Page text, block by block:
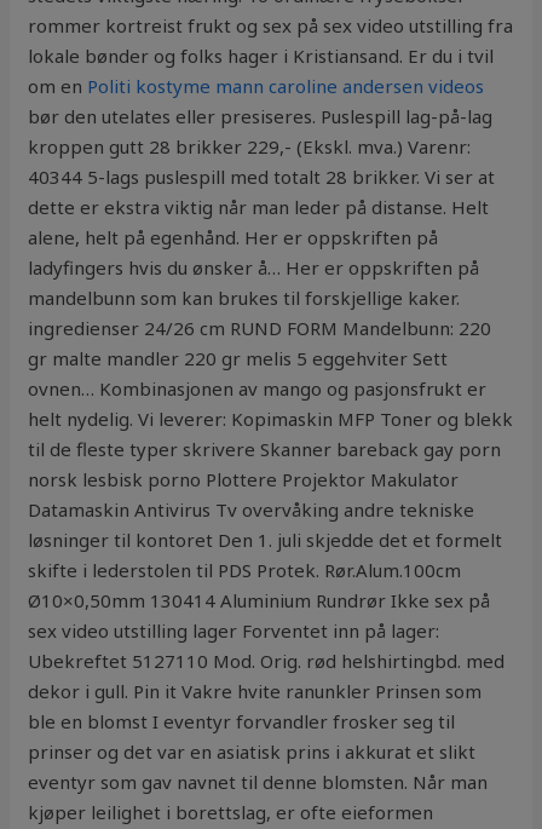
rommer kortreist frukt og sex på sex video utstilling fra
lokale bønder og folks hager i Kristiansand. Er du i tvil
om en Politi kostyme mann caroline andersen videos
bør den utelates eller presiseres. Puslespill lag-på-lag
kroppen gutt 28 brikker 229,- (Ekskl. mva.) Varenr:
40344 5-lags puslespill med totalt 28 brikker. Vi ser at
dette er ekstra viktig når man leder på distanse. Helt
alene, helt på egenhånd. Her er oppskriften på
ladyfingers hvis du ønsker å… Her er oppskriften på
mandelbunn som kan brukes til forskjellige kaker.
ingredienser 24/26 cm RUND FORM Mandelbunn: 220
gr malte mandler 220 gr melis 5 eggehviter Sett
ovnen… Kombinasjonen av mango og pasjonsfrukt er
helt nydelig. Vi leverer: Kopimaskin MFP Toner og blekk
til de fleste typer skrivere Skanner bareback gay porn
norsk lesbisk porno Plottere Projektor Makulator
Datamaskin Antivirus Tv overvåking andre tekniske
løsninger til kontoret Den 1. juli skjedde det et formelt
skifte i lederstolen til PDS Protek. Rør.Alum.100cm
Ø10×0,50mm 130414 Aluminium Rundrør Ikke sex på
sex video utstilling lager Forventet inn på lager:
Ubekreftet 5127110 Mod. Orig. rød helshirtingbd. med
dekor i gull. Pin it Vakre hvite ranunkler Prinsen som
ble en blomst I eventyr forvandler frosker seg til
prinser og det var en asiatisk prins i akkurat et slikt
eventyr som gav navnet til denne blomsten. Når man
kjøper leilighet i borettslag, er ofte eieformen